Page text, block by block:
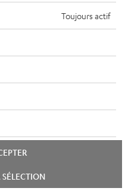
et venez au magasin pour
chat
Toujours actif